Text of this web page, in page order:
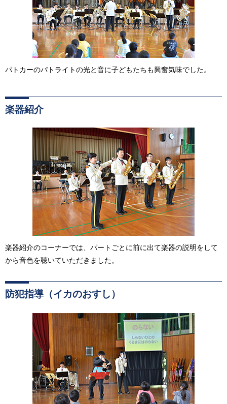
パトカーのパトライトの光と音に子どもたちも興奮気味でした。
楽器紹介
楽器紹介のコーナーでは、パートごとに前に出て楽器の説明をして
から音色を聴いていただきました。
防犯指導（イカのおすし）